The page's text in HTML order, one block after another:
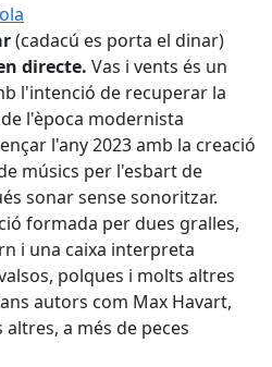
(cadacú es porta el dinar)
directe. Vas i vents és un
l'intenció de recuperar la
l'època modernista
l'any 2023 amb la creació
músics per l'esbart de
sonar sense sonoritzar.
formada per dues gralles,
i una caixa interpreta
polques i molts altres
autors com Max Havart,
a més de peces